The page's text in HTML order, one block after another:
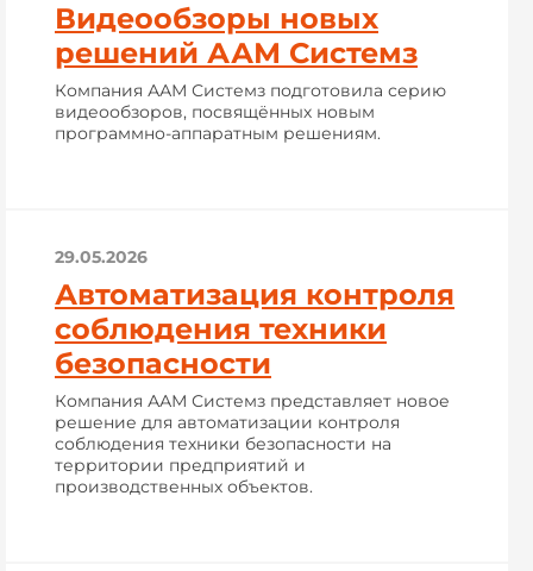
Видеообзоры новых
решений ААМ Системз
Компания ААМ Системз подготовила серию
видеообзоров, посвящённых новым
программно-аппаратным решениям.
29.05.2026
Автоматизация контроля
соблюдения техники
безопасности
Компания ААМ Системз представляет новое
решение для автоматизации контроля
соблюдения техники безопасности на
территории предприятий и
производственных объектов.